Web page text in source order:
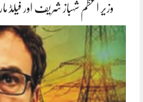
وزیر اعظم شہباز شریف اور